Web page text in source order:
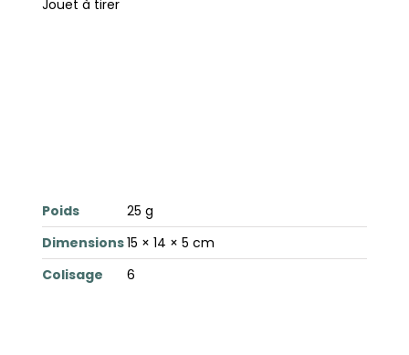
Jouet à tirer
Poids
25 g
Dimensions15 × 14 × 5 cm
Colisage
6